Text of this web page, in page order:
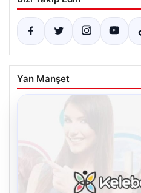
Yan Manşet